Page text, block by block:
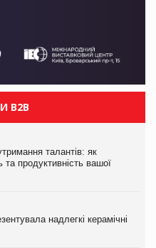
B2B
талантів: як
продуктивність вашої
надлегкі керамічні